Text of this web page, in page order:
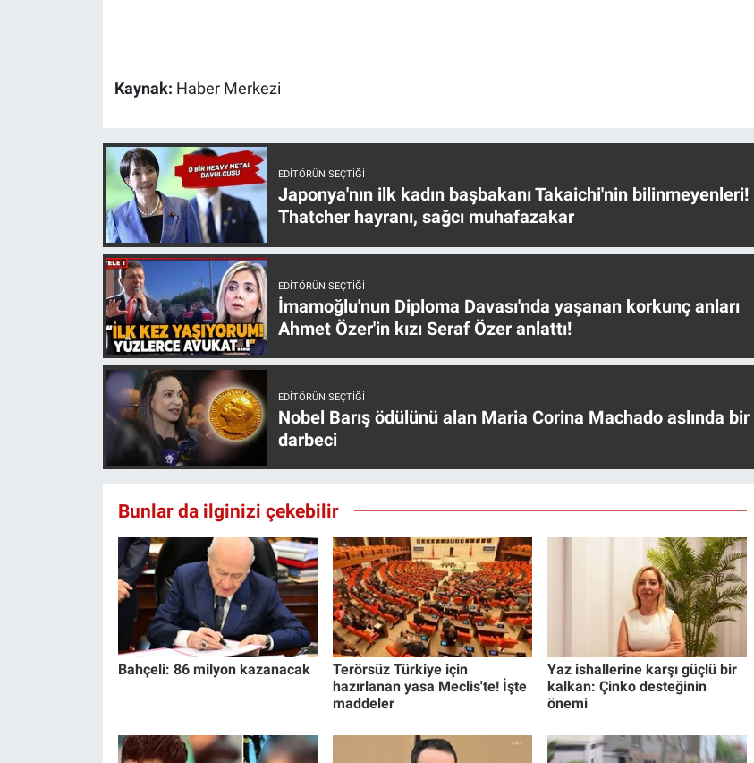
Kaynak: Haber Merkezi
EDITÖRÜN SEÇTIĞI
Japonya'nın ilk kadın başbakanı Takaichi'nin bilinmeyenleri!
Thatcher hayranı, sağcı muhafazakar
EDITÖRÜN SEÇTIĞI
İmamoğlu'nun Diploma Davası'nda yaşanan korkunç anları
Ahmet Özer'in kızı Seraf Özer anlattı!
EDITÖRÜN SEÇTIĞI
Nobel Barış ödülünü alan Maria Corina Machado aslında bir
darbeci
Bunlar da ilginizi çekebilir
Bahçeli: 86 milyon kazanacak
Terörsüz Türkiye için
hazırlanan yasa Meclis'te! İşte
maddeler
Yaz ishallerine karşı güçlü bir
kalkan: Çinko desteğinin
önemi
Günün görüntüsü
Koronavirüs
Kültür Sanat
Ne demişti
Türkiye'nin Geleceği